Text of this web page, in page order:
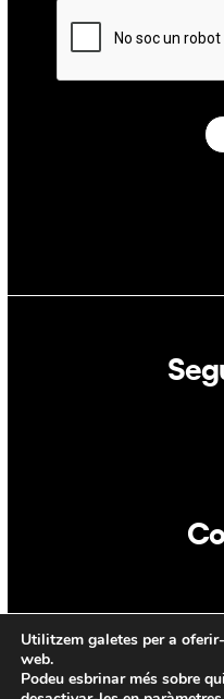
Utilitzem galetes per a
web.
Podeu esbrinar més sobre